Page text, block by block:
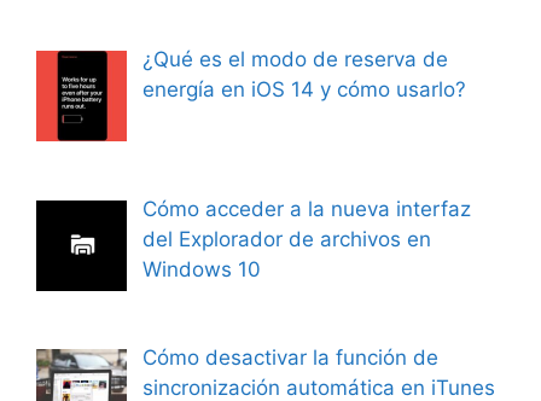
¿Qué es el modo de reserva de
energía en iOS 14 y cómo usarlo?
Cómo acceder a la nueva interfaz
del Explorador de archivos en
Windows 10
Cómo desactivar la función de
sincronización automática en iTunes